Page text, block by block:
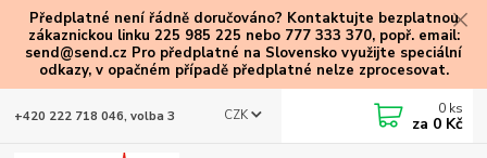
Předplatné není řádně doručováno? Kontaktujte bezplatnou
zákaznickou linku 225 985 225 nebo 777 333 370, popř. email:
send@send.cz Pro předplatné na Slovensko využijte speciální
odkazy, v opačném případě předplatné nelze zprocesovat.
CZK
+420 222 718 046, volba 3 0 ks
za 0 Kč